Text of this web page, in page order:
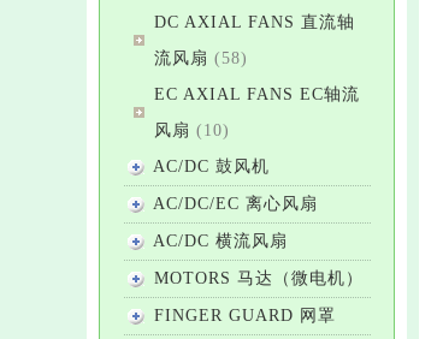
DC AXIAL FANS 直流轴
流风扇 (58)
EC AXIAL FANS EC轴流
风扇 (10)
AC/DC 鼓风机
AC/DC/EC 离心风扇
AC/DC 横流风扇
MOTORS 马达（微电机）
FINGER GUARD 网罩